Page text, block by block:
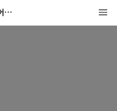
N년차 영어쌤과 초등필수영어회화 뽀개어보기